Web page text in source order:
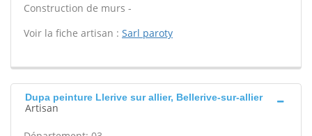
Construction de murs -
Voir la fiche artisan : Sarl paroty
Dupa peinture Llerive sur allier, Bellerive-sur-allier
Artisan